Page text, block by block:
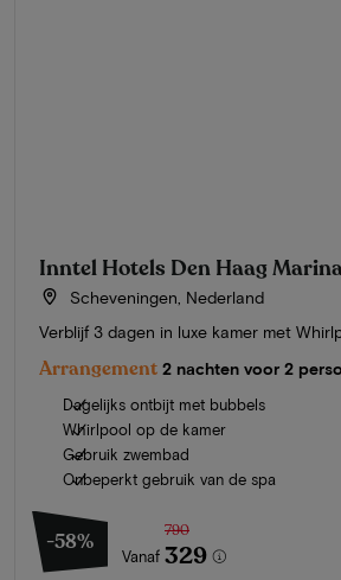
Inntel Hotels Den Haag
Scheveningen, Nederland
Verblijf 3 dagen in luxe kamer met
Arrangement 2 nachten voor 2
Dagelijks ontbijt met bubbels
Whirlpool op de kamer
Gebruik zwembad
Onbeperkt gebruik van de spa
-58%
Vanaf
790
329